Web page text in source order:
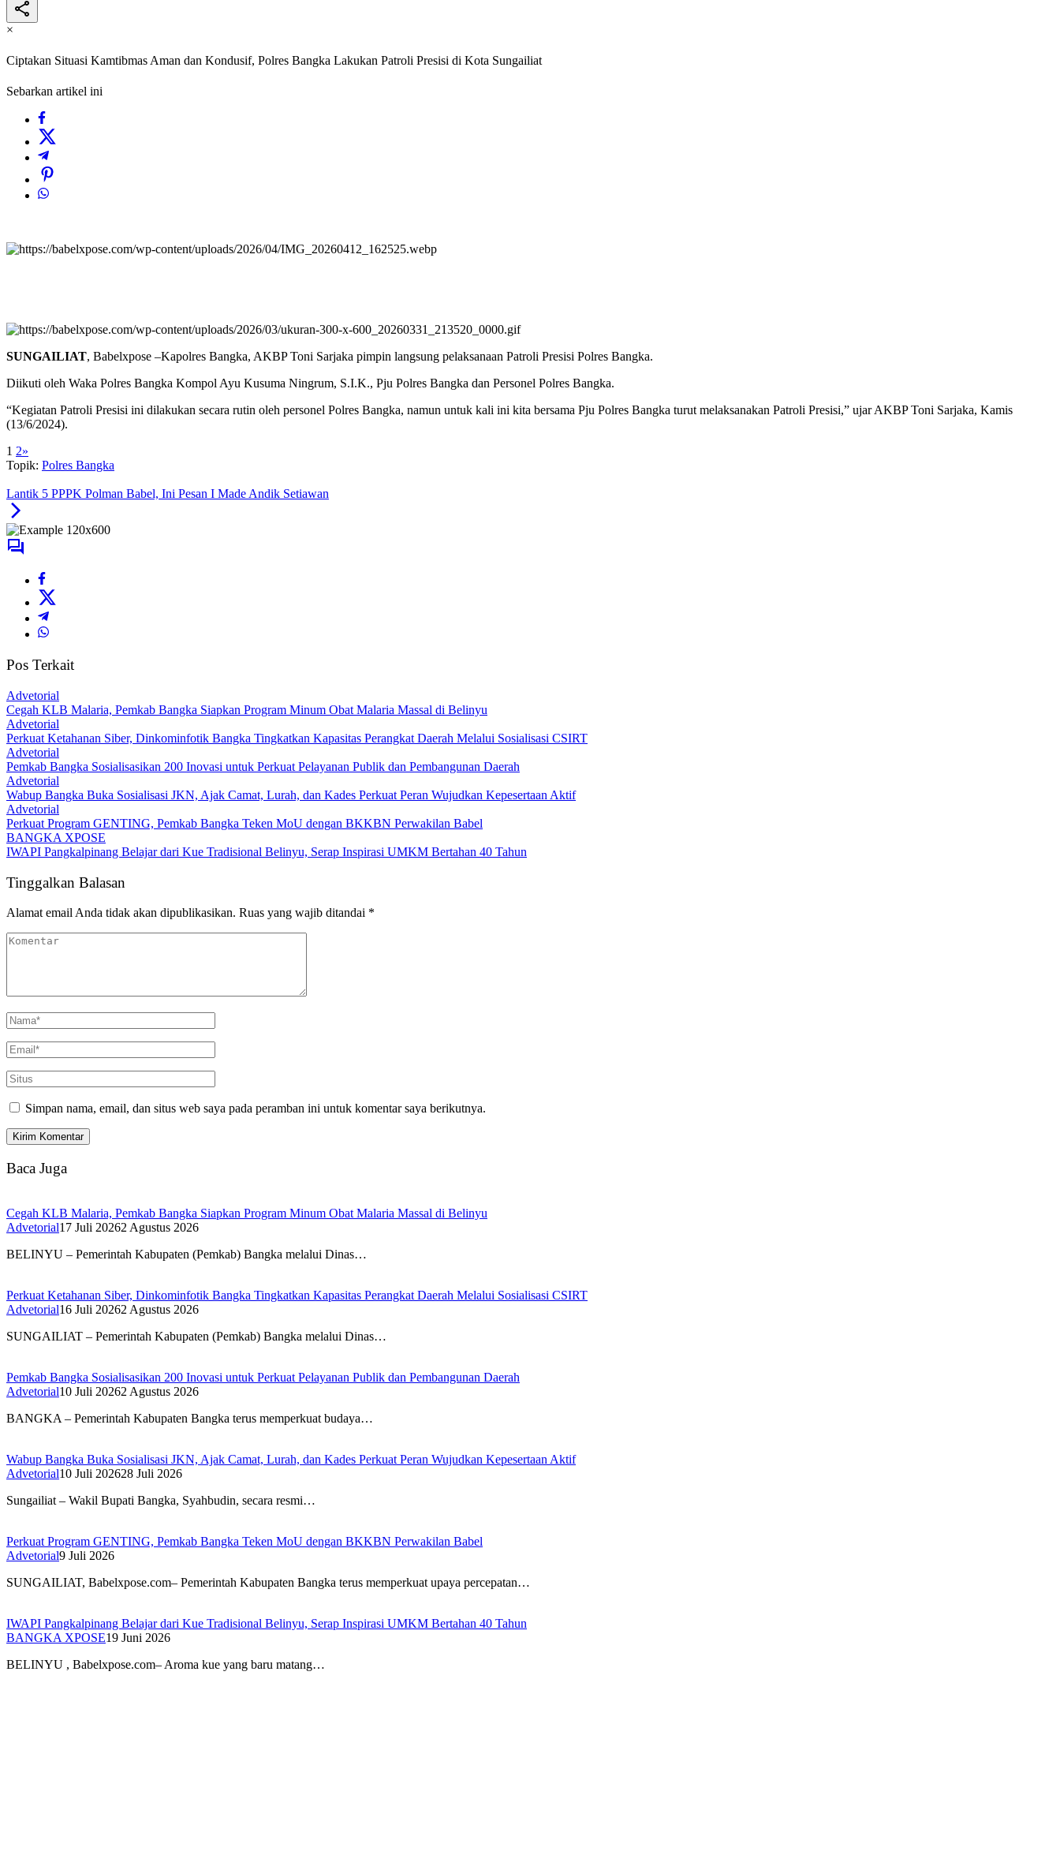
×
Ciptakan Situasi Kamtibmas Aman dan Kondusif, Polres Bangka Lakukan Patroli Presisi di Kota Sungailiat
Sebarkan artikel ini
SUNGAILIAT, Babelxpose –Kapolres Bangka, AKBP Toni Sarjaka pimpin langsung pelaksanaan Patroli Presisi Polres Bangka.
Diikuti oleh Waka Polres Bangka Kompol Ayu Kusuma Ningrum, S.I.K., Pju Polres Bangka dan Personel Polres Bangka.
“Kegiatan Patroli Presisi ini dilakukan secara rutin oleh personel Polres Bangka, namun untuk kali ini kita bersama Pju Polres Bangka turut melaksanakan Patroli Presisi,” ujar AKBP Toni Sarjaka, Kamis
(13/6/2024).
1 2»
Topik: Polres Bangka
Lantik 5 PPPK Polman Babel, Ini Pesan I Made Andik Setiawan
Pos Terkait
Advetorial
Cegah KLB Malaria, Pemkab Bangka Siapkan Program Minum Obat Malaria Massal di Belinyu
Advetorial
Perkuat Ketahanan Siber, Dinkominfotik Bangka Tingkatkan Kapasitas Perangkat Daerah Melalui Sosialisasi CSIRT
Advetorial
Pemkab Bangka Sosialisasikan 200 Inovasi untuk Perkuat Pelayanan Publik dan Pembangunan Daerah
Advetorial
Wabup Bangka Buka Sosialisasi JKN, Ajak Camat, Lurah, dan Kades Perkuat Peran Wujudkan Kepesertaan Aktif
Advetorial
Perkuat Program GENTING, Pemkab Bangka Teken MoU dengan BKKBN Perwakilan Babel
BANGKA XPOSE
IWAPI Pangkalpinang Belajar dari Kue Tradisional Belinyu, Serap Inspirasi UMKM Bertahan 40 Tahun
Tinggalkan Balasan
Alamat email Anda tidak akan dipublikasikan. Ruas yang wajib ditandai *
Simpan nama, email, dan situs web saya pada peramban ini untuk komentar saya berikutnya.
Baca Juga
Cegah KLB Malaria, Pemkab Bangka Siapkan Program Minum Obat Malaria Massal di Belinyu
Advetorial17 Juli 20262 Agustus 2026
BELINYU – Pemerintah Kabupaten (Pemkab) Bangka melalui Dinas…
Perkuat Ketahanan Siber, Dinkominfotik Bangka Tingkatkan Kapasitas Perangkat Daerah Melalui Sosialisasi CSIRT
Advetorial16 Juli 20262 Agustus 2026
SUNGAILIAT – Pemerintah Kabupaten (Pemkab) Bangka melalui Dinas…
Pemkab Bangka Sosialisasikan 200 Inovasi untuk Perkuat Pelayanan Publik dan Pembangunan Daerah
Advetorial10 Juli 20262 Agustus 2026
BANGKA – Pemerintah Kabupaten Bangka terus memperkuat budaya…
Wabup Bangka Buka Sosialisasi JKN, Ajak Camat, Lurah, dan Kades Perkuat Peran Wujudkan Kepesertaan Aktif
Advetorial10 Juli 202628 Juli 2026
Sungailiat – Wakil Bupati Bangka, Syahbudin, secara resmi…
Perkuat Program GENTING, Pemkab Bangka Teken MoU dengan BKKBN Perwakilan Babel
Advetorial9 Juli 2026
SUNGAILIAT, Babelxpose.com– Pemerintah Kabupaten Bangka terus memperkuat upaya percepatan…
IWAPI Pangkalpinang Belajar dari Kue Tradisional Belinyu, Serap Inspirasi UMKM Bertahan 40 Tahun
BANGKA XPOSE19 Juni 2026
BELINYU , Babelxpose.com– Aroma kue yang baru matang…